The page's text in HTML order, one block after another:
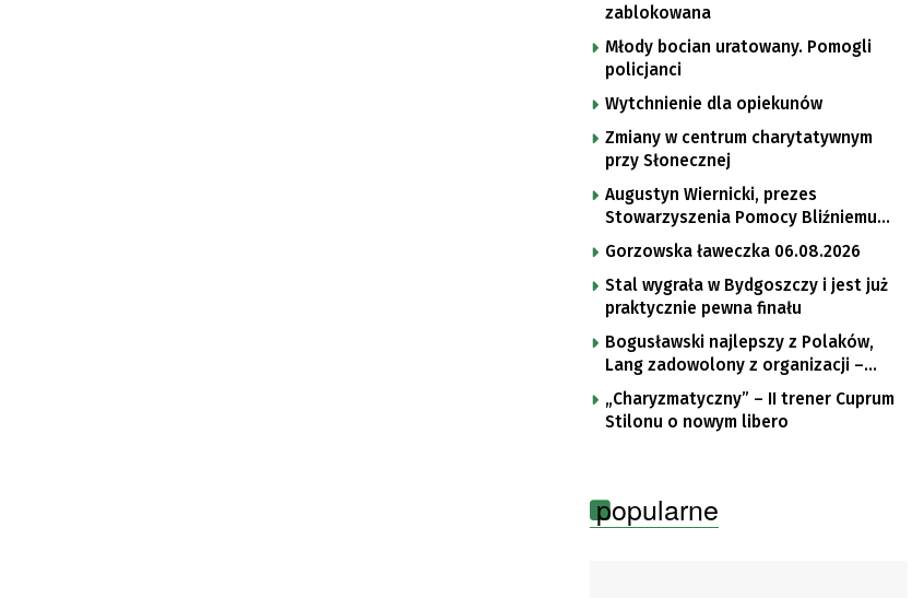
zablokowana
Młody bocian uratowany. Pomogli
policjanci
Wytchnienie dla opiekunów
Zmiany w centrum charytatywnym
przy Słonecznej
Augustyn Wiernicki, prezes
Stowarzyszenia Pomocy Bliźniemu
im. Brata Krystyna
Gorzowska ławeczka 06.08.2026
Stal wygrała w Bydgoszczy i jest już
praktycznie pewna finału
Bogusławski najlepszy z Polaków,
Lang zadowolony z organizacji –
komentarze po trzecim etapie Tour
de Pologne
„Charyzmatyczny” – II trener Cuprum
Stilonu o nowym libero
popularne